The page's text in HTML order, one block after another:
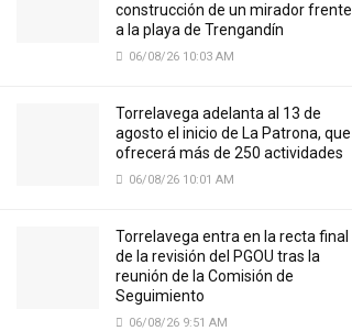
construcción de un mirador frente
a la playa de Trengandín
06/08/26 10:03 AM
Torrelavega adelanta al 13 de
agosto el inicio de La Patrona, que
ofrecerá más de 250 actividades
06/08/26 10:01 AM
Torrelavega entra en la recta final
de la revisión del PGOU tras la
reunión de la Comisión de
Seguimiento
06/08/26 9:51 AM